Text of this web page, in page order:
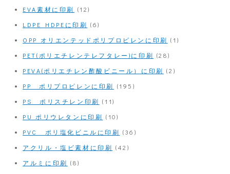
EVA素材に印刷 (12)
LDPE HDPEに印刷 (6)
OPP オリエンテッドポリプロピレンに印刷 (1)
PET(ポリエチレンテレフタレー)に印刷 (28)
PEVA(ポリエチレン酢酸ビニール）に印刷 (2)
PP ポリプロピレンに印刷 (195)
PS ポリスチレン印刷 (11)
PU ポリウレタンに印刷 (10)
PVC ポリ塩化ビニルに印刷 (36)
アクリル・塩ビ素材に印刷 (42)
アルミに印刷 (8)